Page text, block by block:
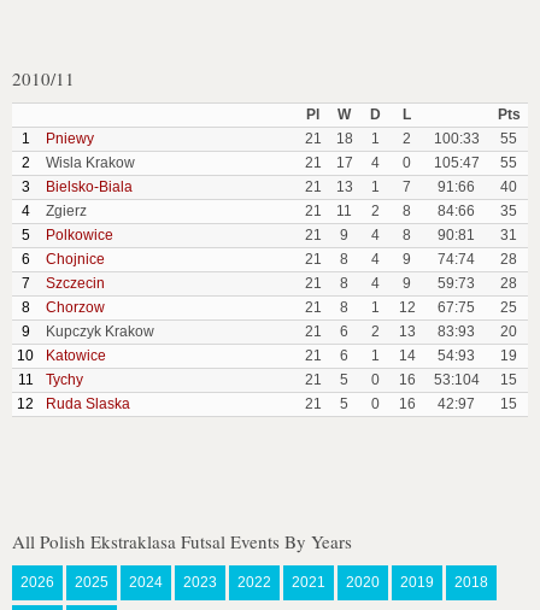
2010/11
Pl W D L
Pts
1
Pniewy 21 18 1 2 100:33
55
2
Wisla Krakow 21 17 4 0 105:47
55
3
Bielsko-Biala 21 13 1 7 91:66
40
4
Zgierz 21 11 2 8 84:66
35
5
Polkowice 21 9 4 8 90:81
31
6
Chojnice 21 8 4 9 74:74
28
7
Szczecin 21 8 4 9 59:73
28
8
Chorzow 21 8 1 12 67:75
25
9
Kupczyk Krakow 21 6 2 13 83:93
20
10
Katowice 21 6 1 14 54:93
19
11
Tychy 21 5 0 16 53:104
15
12
Ruda Slaska 21 5 0 16 42:97 15
All Polish Ekstraklasa Futsal Events By Years
2026 2025 2024 2023 2022 2021 2020 2019 2018